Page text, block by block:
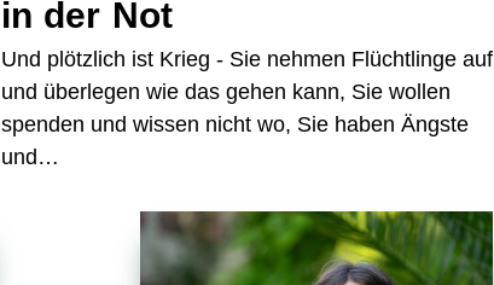
in der Not
Und plötzlich ist Krieg - Sie nehmen Flüchtlinge auf
und überlegen wie das gehen kann, Sie wollen
spenden und wissen nicht wo, Sie haben Ängste
und…